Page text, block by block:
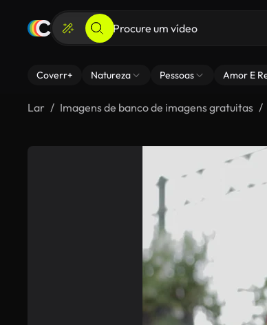
Coverr+ Natureza Pessoas Amor E
Lar Imagens de banco de imagens gratuitas